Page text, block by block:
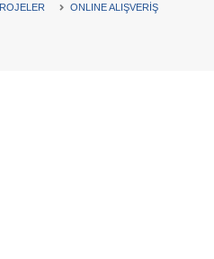
ONLINE ALIŞVERİŞ